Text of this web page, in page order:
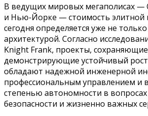
В ведущих мировых мегаполисах —
и Нью-Йорке — стоимость элитной
сегодня определяется уже не
архитектурой. Согласно
Knight Frank, проекты,
демонстрирующие устойчивый
обладают надежной инженерной
профессиональным управлением и
степенью автономности в вопросах
безопасности и жизненно важных